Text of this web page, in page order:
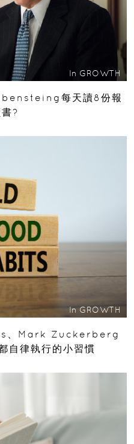
In GROWTH
每天讀8份報
?
In GROWTH
、Mark Zuckerberg
自律執行的小習慣